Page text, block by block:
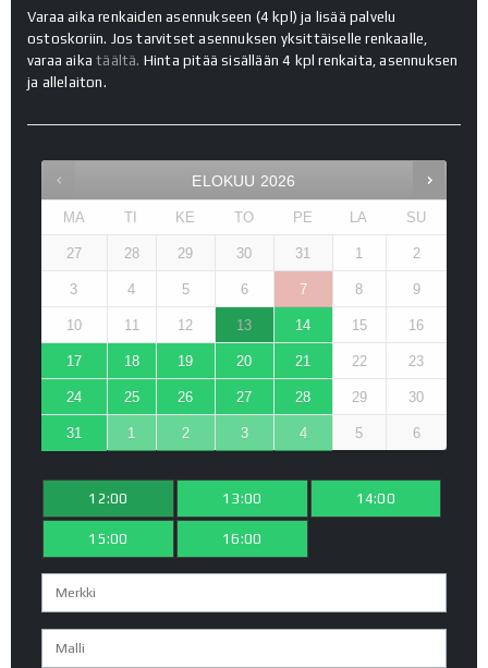
Varaa aika renkaiden asennukseen (4 kpl) ja lisää palvelu
ostoskoriin. Jos tarvitset asennuksen yksittäiselle renkaalle,
varaa aikatäältä. Hinta pitää sisällään 4 kpl renkaita, asennuksen
ja allelaiton.
ELOKUU 2026
MA TI KE TO PE LA SU
27 28 29 30 31 1 2
3 4 5 6 7 8 9
10 11 12 13 14 15 16
17 18 19 20 21 22 23
24 25 26 27 28 29 30
31 1 2 3 4 5 6
12:00 13:00 14:00
15:00 16:00